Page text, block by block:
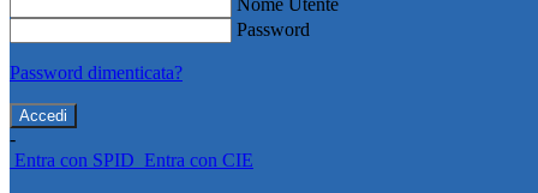
Nome Utente
Password
Password dimenticata?
-
Entra con SPID Entra con CIE